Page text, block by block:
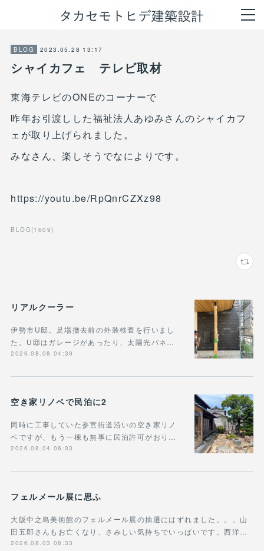
BLOG 2023.05.28 13:17
シャイカフェ テレビ取材
東海テレビのONEのコーナーで
昨年お引渡しした福祉法人あゆみさんのシャイカフ
ェが取り上げられました。
みなさん、楽しそうでなによりです。
https://youtu.be/RpQnrCZXz98
BLOG (1609)
リアルクーラー
伊勢市U邸。足場撤去前の外装検査を行いまし
た。U邸はガレージがあったり、太陽光パネ…
2026.08.08 04:39
空き家リノベで民泊に2
同時に工事していた参宮街道沿いの空き家リノ
ベですが、もう一棟も無事に民泊許可がおり…
2026.08.04 06:03
フェルメール展に思ふ
大阪中之島美術館のフェルメール展の抽選にはずれました。。。山
田五郎さんもお亡くなり、さみしい気持ちでいっぱいです。西洋…
2026.08.03 08:33